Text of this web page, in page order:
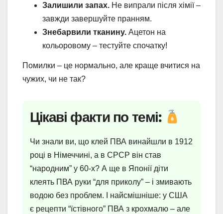
Залишили запах. Не випрали після хімії –
завжди завершуйте пранням.
Знебарвили тканину. Ацетон на
кольоровому – тестуйте спочатку!
Помилки – це нормально, але краще вчитися на
чужих, чи не так?
Цікаві факти по темі:
Чи знали ви, що клей ПВА винайшли в 1912
році в Німеччині, а в СРСР він став
“народним” у 60-х? А ще в Японії діти
клеять ПВА руки “для приколу” – і змивають
водою без проблем. І найсмішніше: у США
є рецепти “їстівного” ПВА з крохмалю – але